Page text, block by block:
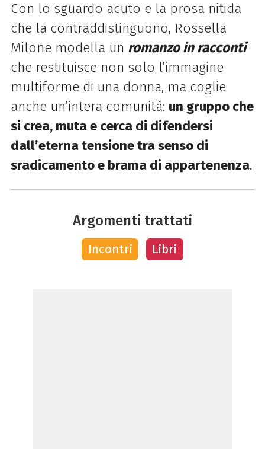
Con lo sguardo acuto e la prosa nitida
che la contraddistinguono, Rossella
Milone modella un romanzo in racconti
che restituisce non solo l’immagine
multiforme di una donna, ma coglie
anche un’intera comunità: un gruppo che
si crea, muta e cerca di difendersi
dall’eterna tensione tra senso di
sradicamento e brama di appartenenza.
Argomenti trattati
Incontri Libri